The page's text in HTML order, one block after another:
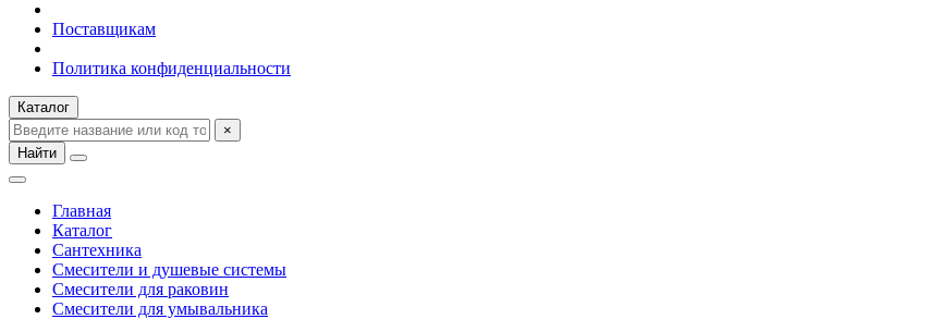
Поставщикам
Политика конфиденциальности
Каталог
×
Найти
Главная
Каталог
Сантехника
Смесители и душевые системы
Смесители для раковин
Смесители для умывальника